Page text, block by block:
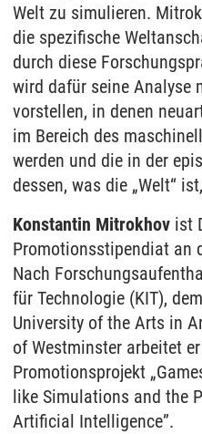
Welt zu simulieren.
die spezifische
durch diese
wird dafür seine Analyse
vorstellen, in denen
im Bereich des
werden und die in der
dessen, was die „Welt“
Konstantin Mitrokhov ist
Promotionsstipendiat an
Nach
für Technologie (KIT),
University of the Arts in
of Westminster arbeitet
Promotionsprojekt
like Simulations and the
Artificial Intelligence”.